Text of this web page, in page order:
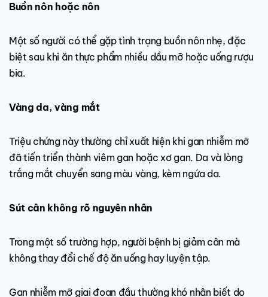
Buồn nôn hoặc nôn
Một số người có thể gặp tình trạng buồn nôn nhẹ, đặc
biệt sau khi ăn thực phẩm nhiều dầu mỡ hoặc uống rượu
bia.
Vàng da, vàng mắt
Triệu chứng này thường chỉ xuất hiện khi gan nhiễm mỡ
đã tiến triển thành viêm gan hoặc xơ gan. Da và lòng
trắng mắt chuyển sang màu vàng, kèm ngứa da.
Sút cân không rõ nguyên nhân
Trong một số trường hợp, người bệnh bị giảm cân mà
không thay đổi chế độ ăn uống hay luyện tập.
Gan nhiễm mỡ giai đoạn đầu thường khó nhận biết do